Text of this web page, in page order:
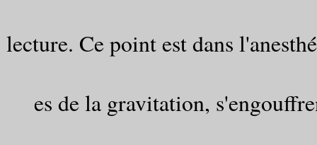
lecture. Ce point est dans
es de la gravitation,